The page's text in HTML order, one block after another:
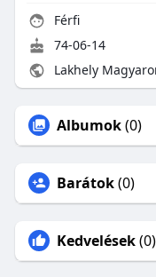
Férfi
74-06-14
Lakhely
Albumok(0)
Barátok(0)
Kedvelések(0)